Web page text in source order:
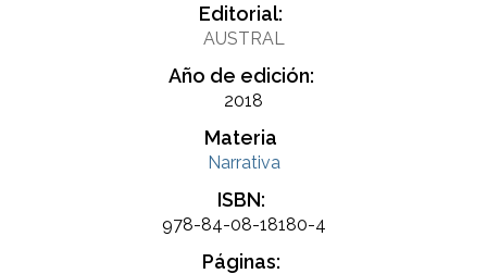
Editorial:
AUSTRAL
Año de edición:
2018
Materia
Narrativa
ISBN:
978-84-08-18180-4
Páginas: